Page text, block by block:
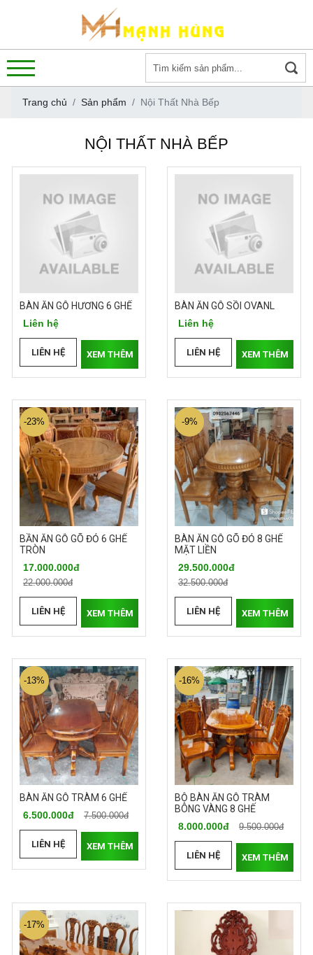
Trang chủ Sản phẩm Nội Thất Nhà Bếp
NỘI THẤT NHÀ BẾP
BÀN ĂN GỖ HƯƠNG 6 GHẾ
Liên hệ
LIÊN HỆ XEM THÊM
BÀN ĂN GỖ SỒI OVANL
Liên hệ
LIÊN HỆ XEM THÊM
BẦN ĂN GỖ GÕ ĐỎ 6 GHẾ
TRÒN
17.000.000đ
22.000.000đ
-23%
LIÊN HỆ XEM THÊM
BÀN ĂN GỖ GÕ ĐỎ 8 GHẾ
MẶT LIỀN
29.500.000đ
32.500.000đ
-9%
LIÊN HỆ XEM THÊM
BÀN ĂN GỖ TRÀM 6 GHẾ
6.500.000đ
7.500.000đ
-13%
LIÊN HỆ XEM THÊM
BỘ BÀN ĂN GỖ TRÀM
BÔNG VÀNG 8 GHẾ
8.000.000đ
9.500.000đ
-16%
LIÊN HỆ XEM THÊM
-17%